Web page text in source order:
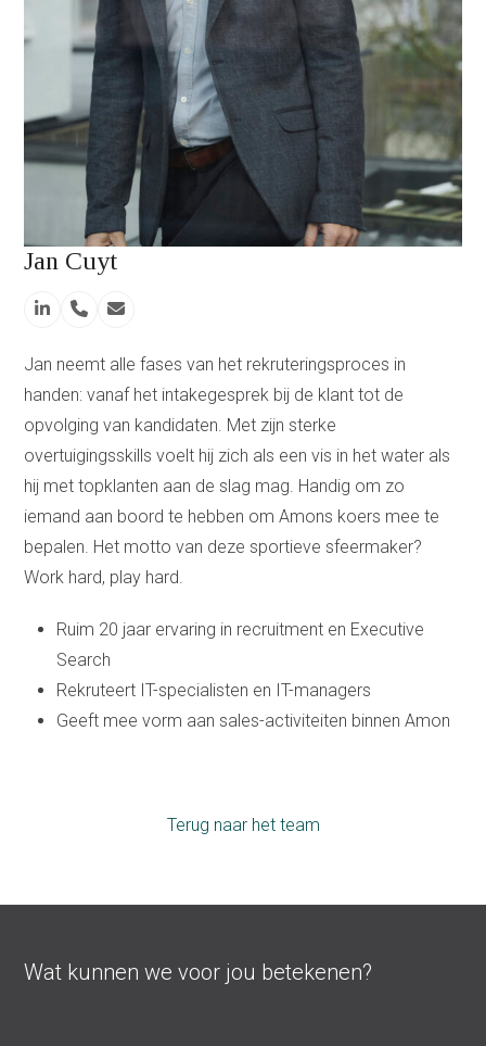
Jan Cuyt
LinkedinPhoneEmail
Jan neemt alle fases van het rekruteringsproces in
handen: vanaf het intakegesprek bij de klant tot de
opvolging van kandidaten. Met zijn sterke
overtuigingsskills voelt hij zich als een vis in het water als
hij met topklanten aan de slag mag. Handig om zo
iemand aan boord te hebben om Amons koers mee te
bepalen. Het motto van deze sportieve sfeermaker?
Work hard, play hard.
Ruim 20 jaar ervaring in recruitment en Executive
Search
Rekruteert IT-specialisten en IT-managers
Geeft mee vorm aan sales-activiteiten binnen Amon
Terug naar het team
Wat kunnen we voor jou betekenen?